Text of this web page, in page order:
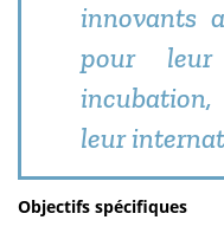
innovants
pour leur
leur
Objectifs spécifiques